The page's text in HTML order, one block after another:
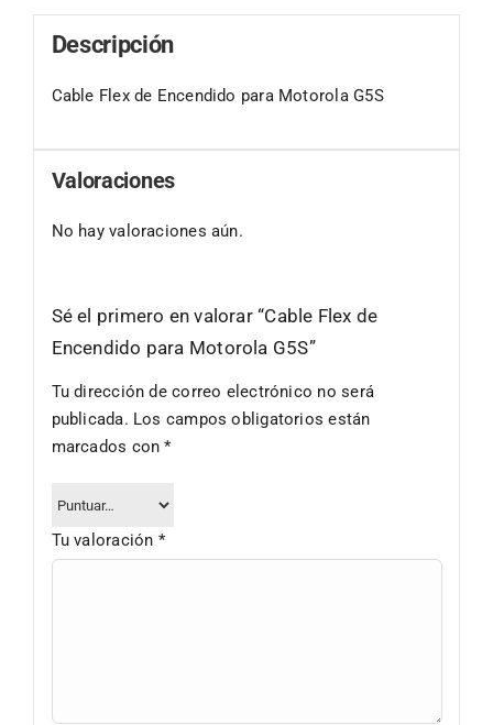
Descripción
Cable Flex de Encendido para Motorola G5S
Valoraciones
No hay valoraciones aún.
Sé el primero en valorar “Cable Flex de
Encendido para Motorola G5S”
Tu dirección de correo electrónico no será
publicada. Los campos obligatorios están
marcados con*
Tu valoración *